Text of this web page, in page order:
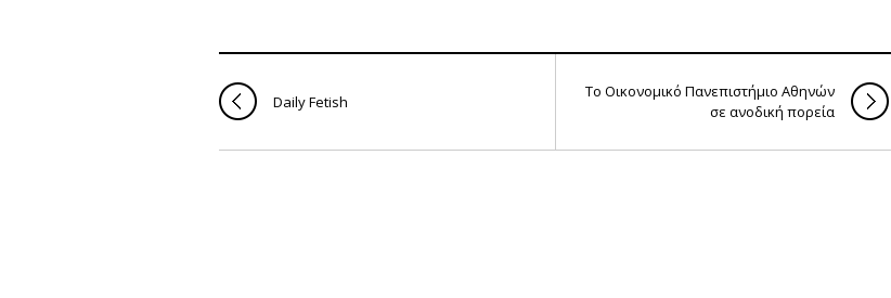
Daily Fetish
Το Οικονομικό Πανεπιστήμιο Αθηνών
σε ανοδική πορεία